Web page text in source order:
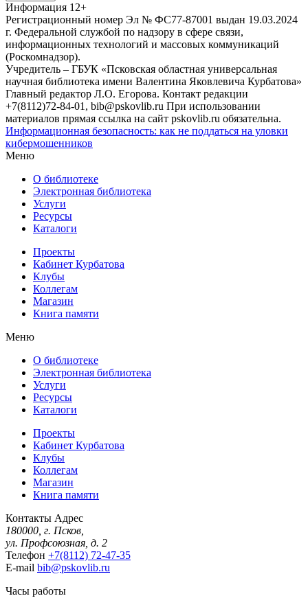
Информация 12+
Регистрационный номер Эл № ФС77-87001 выдан 19.03.2024
г. Федеральной службой по надзору в сфере связи,
информационных технологий и массовых коммуникаций
(Роскомнадзор).
Учредитель – ГБУК «Псковская областная универсальная
научная библиотека имени Валентина Яковлевича Курбатова»
Главный редактор Л.О. Егорова. Контакт редакции
+7(8112)72-84-01, bib@pskovlib.ru При использовании
материалов прямая ссылка на сайт pskovlib.ru обязательна.
Информационная безопасность: как не поддаться на уловки
кибермошенников
Меню
О библиотеке
Электронная библиотека
Услуги
Ресурсы
Каталоги
Проекты
Кабинет Курбатова
Клубы
Коллегам
Магазин
Книга памяти
Меню
О библиотеке
Электронная библиотека
Услуги
Ресурсы
Каталоги
Проекты
Кабинет Курбатова
Клубы
Коллегам
Магазин
Книга памяти
Контакты Адрес
180000, г. Псков,
ул. Профсоюзная, д. 2
Телефон +7(8112) 72-47-35
E-mail bib@pskovlib.ru
Часы работы